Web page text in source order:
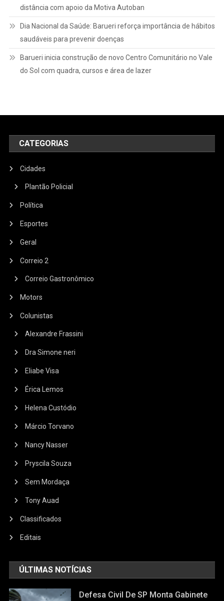
distância com apoio da Motiva Autoban
Dia Nacional da Saúde: Barueri reforça importância de hábitos
saudáveis para prevenir doenças
Barueri inicia construção de novo Centro Comunitário no Vale
do Sol com quadra, cursos e área de lazer
CATEGORIAS
Cidades
Plantão Policial
Política
Esportes
Geral
Correio 2
Correio Gastronômico
Motors
Colunistas
Alexandre Frassini
Dra Simone neri
Eliabe Visa
Érica Lemos
Helena Custódio
Márcio Torvano
Nancy Nasser
Pryscila Souza
Sem Mordaça
Tony Auad
Classificados
Editais
ÚLTIMAS NOTÍCIAS
Defesa Civil De SP Monta Gabinete